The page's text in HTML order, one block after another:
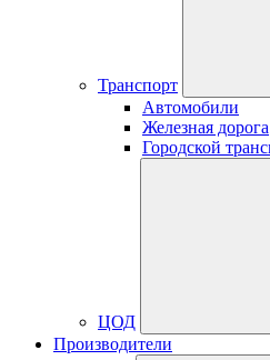
Транспорт
Автомобили
Железная дорога
Городской
ЦОД
Производители